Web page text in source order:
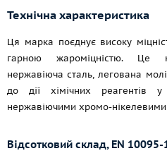
Технічна характеристика
Ця марка поєднує високу
гарною жароміцністю. Це
нержавіюча сталь, легована
до дії хімічних реагентів
нержавіючими хромо-нікелевими
Відсотковий склад, EN